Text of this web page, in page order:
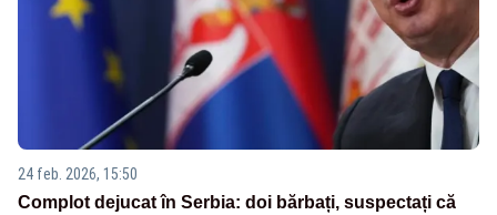
24 feb. 2026, 15:50
Complot dejucat în Serbia: doi bărbați, suspectați că